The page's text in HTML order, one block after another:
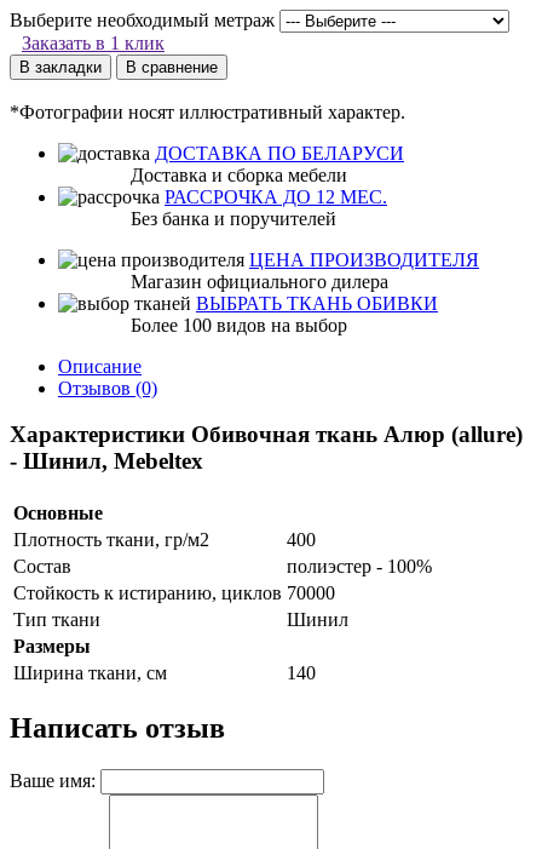
Выберите необходимый метраж
Заказать в 1 клик
В закладки В сравнение
*Фотографии носят иллюстративный характер.
ДОСТАВКА ПО БЕЛАРУСИ
Доставка и сборка мебели
РАССРОЧКА ДО 12 МЕС.
Без банка и поручителей
ЦЕНА ПРОИЗВОДИТЕЛЯ
Магазин официального дилера
ВЫБРАТЬ ТКАНЬ ОБИВКИ
Более 100 видов на выбор
Описание
Отзывов (0)
Характеристики Обивочная ткань Алюр (allure)
- Шинил, Mebeltex
Основные
Плотность ткани, гр/м2
400
Состав
полиэстер - 100%
Стойкость к истиранию, циклов 70000
Тип ткани
Шинил
Размеры
Ширина ткани, см
140
Написать отзыв
Ваше имя: